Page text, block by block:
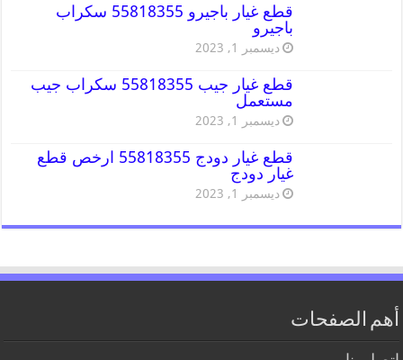
قطع غيار باجيرو 55818355 سكراب
باجيرو
ديسمبر 1, 2023
قطع غيار جيب 55818355 سكراب جيب
مستعمل
ديسمبر 1, 2023
قطع غيار دودج 55818355 ارخص قطع
غيار دودج
ديسمبر 1, 2023
أهم الصفحات